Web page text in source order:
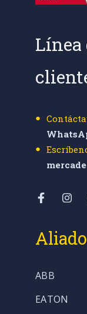
Línea
ABB
EATON